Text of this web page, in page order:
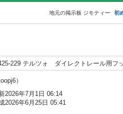
地元の掲示板 ジモティー 初
229 テルツォ ダイレクトレール用フ
）
2026年7月1日 06:14
2026年6月25日 05:41